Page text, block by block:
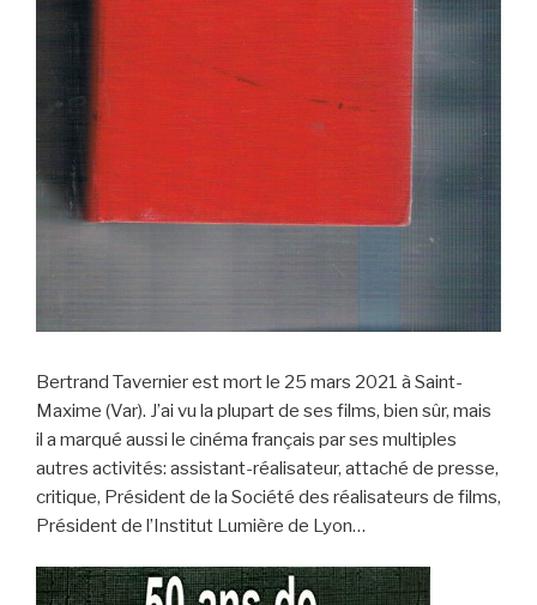
Bertrand Tavernier est mort le 25 mars 2021 à Saint-
Maxime (Var). J’ai vu la plupart de ses films, bien sûr, mais
il a marqué aussi le cinéma français par ses multiples
autres activités: assistant-réalisateur, attaché de presse,
critique, Président de la Société des réalisateurs de films,
Président de l’Institut Lumière de Lyon…